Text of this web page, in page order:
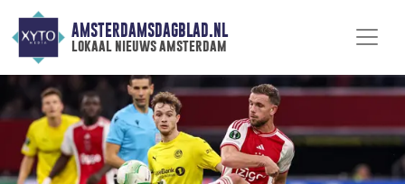
AMSTERDAMSDAGBLAD.NL
lokaal nieuws amsterdam